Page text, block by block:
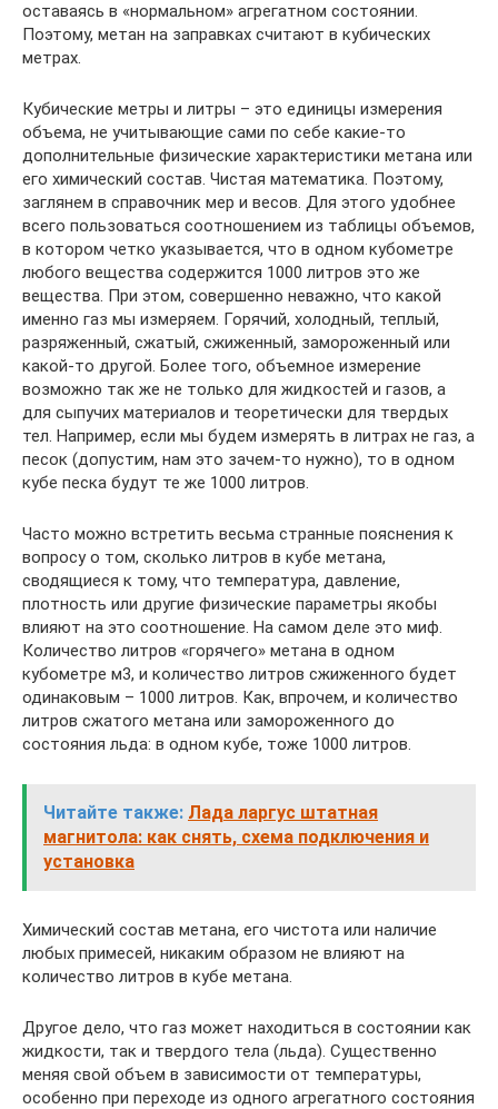
оставаясь в «нормальном» агрегатном состоянии.
Поэтому, метан на заправках считают в кубических
метрах.
Кубические метры и литры – это единицы измерения
объема, не учитывающие сами по себе какие-то
дополнительные физические характеристики метана или
его химический состав. Чистая математика. Поэтому,
заглянем в справочник мер и весов. Для этого удобнее
всего пользоваться соотношением из таблицы объемов,
в котором четко указывается, что в одном кубометре
любого вещества содержится 1000 литров это же
вещества. При этом, совершенно неважно, что какой
именно газ мы измеряем. Горячий, холодный, теплый,
разряженный, сжатый, сжиженный, замороженный или
какой-то другой. Более того, объемное измерение
возможно так же не только для жидкостей и газов, а
для сыпучих материалов и теоретически для твердых
тел. Например, если мы будем измерять в литрах не газ, а
песок (допустим, нам это зачем-то нужно), то в одном
кубе песка будут те же 1000 литров.
Часто можно встретить весьма странные пояснения к
вопросу о том, сколько литров в кубе метана,
сводящиеся к тому, что температура, давление,
плотность или другие физические параметры якобы
влияют на это соотношение. На самом деле это миф.
Количество литров «горячего» метана в одном
кубометре м3, и количество литров сжиженного будет
одинаковым – 1000 литров. Как, впрочем, и количество
литров сжатого метана или замороженного до
состояния льда: в одном кубе, тоже 1000 литров.
Читайте также: Лада ларгус штатная
магнитола: как снять, схема подключения и
установка
Химический состав метана, его чистота или наличие
любых примесей, никаким образом не влияют на
количество литров в кубе метана.
Другое дело, что газ может находиться в состоянии как
жидкости, так и твердого тела (льда). Существенно
меняя свой объем в зависимости от температуры,
особенно при переходе из одного агрегатного состояния